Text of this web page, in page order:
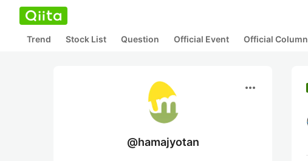
Trend Stock List Question Official Event Official Column
more_horiz
@hamajyotan